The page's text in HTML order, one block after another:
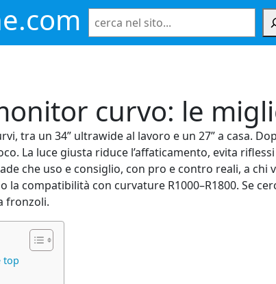
curvo: le
tra un 34” ultrawide al lavoro e un 27” a casa.
La luce giusta riduce l’affaticamento, evita
che uso e consiglio, con pro e contro reali, a
compatibilità con curvature R1000–R1800. Se
fronzoli.
top